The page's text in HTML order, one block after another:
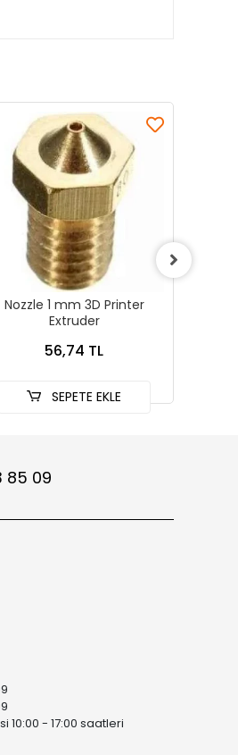
Nozzle 1 mm 3D Printer
Extruder
56,74 TL
SEPETE EKLE
85 09
10:00 - 17:00 saatleri